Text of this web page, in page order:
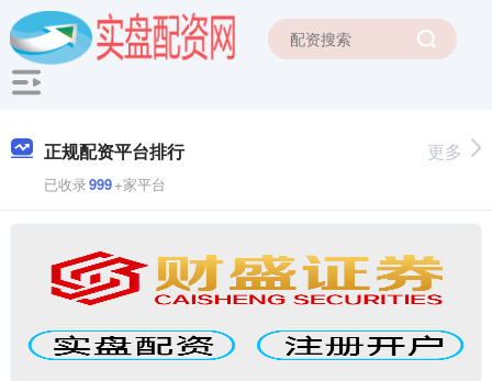
正规配资平台排行
已收录999+家平台
更多